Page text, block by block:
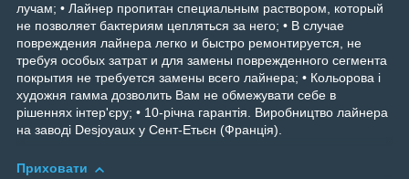
лучам; • Лайнер пропитан специальным раствором, который
не позволяет бактериям цепляться за него; • В случае
повреждения лайнера легко и быстро ремонтируется, не
требуя особых затрат и для замены поврежденного сегмента
покрытия не требуется замены всего лайнера; • Кольорова і
художня гамма дозволить Вам не обмежувати себе в
рішеннях інтер'єру; • 10-річна гарантія. Виробництво лайнера
на заводі Desjoyaux у Сент-Етьєн (Франція).
Приховати